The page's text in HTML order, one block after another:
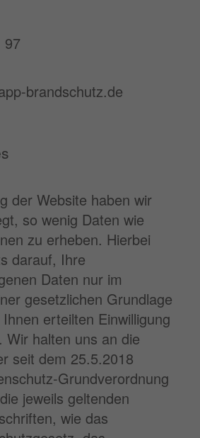
97
brandschutz.de
der Website haben wir
so wenig Daten wie
zu erheben. Hierbei
darauf, Ihre
Daten nur im
gesetzlichen Grundlage
erteilten Einwilligung
Wir halten uns an die
seit dem 25.5.2018
Grundverordnung
jeweils geltenden
wie das